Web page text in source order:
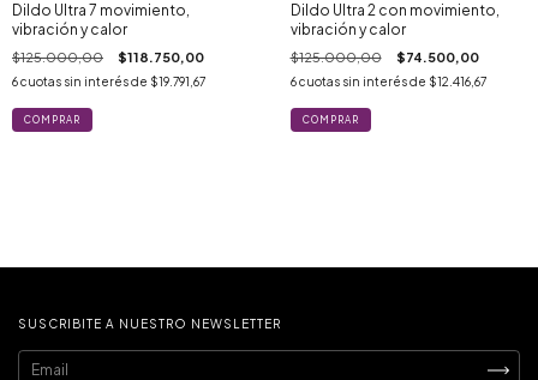
Dildo Ultra 7 movimiento,
vibración y calor
$125.000,00 $118.750,00
6cuotas sin interés de $19.791,67
Dildo Ultra 2 con movimiento,
vibración y calor
$125.000,00 $74.500,00
6 cuotas sin interés de $12.416,67
SUSCRIBITE A NUESTRO NEWSLETTER